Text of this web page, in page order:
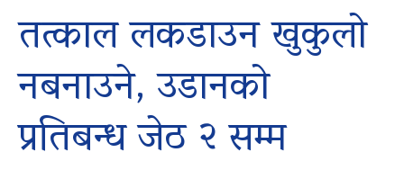
तत्काल लकडाउन खुकुलो
नबनाउने, उडानको
प्रतिबन्ध जेठ २ सम्म